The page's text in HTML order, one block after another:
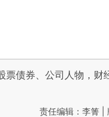
票债券、公司人物，财
责任编辑：李箐 |